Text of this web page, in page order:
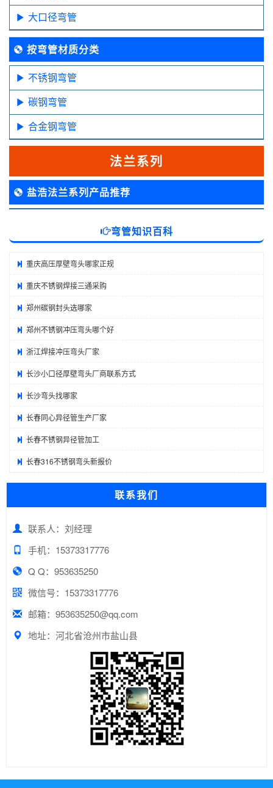
大口径弯管
按弯管材质分类
不锈钢弯管
碳钢弯管
合金钢弯管
法兰系列
盐浩法兰系列产品推荐
弯管知识百科
重庆高压厚壁弯头哪家正规
重庆不锈钢焊接三通采购
郑州碳钢封头选哪家
郑州不锈钢冲压弯头哪个好
浙江焊接冲压弯头厂家
长沙小口径厚壁弯头厂商联系方式
长沙弯头找哪家
长春同心异径管生产厂家
长春不锈钢异径管加工
长春316不锈钢弯头新报价
联系我们
联系人：刘经理
手机：15373317776
Q Q：953635250
微信号：15373317776
邮箱：953635250@qq.com
地址：河北省沧州市盐山县